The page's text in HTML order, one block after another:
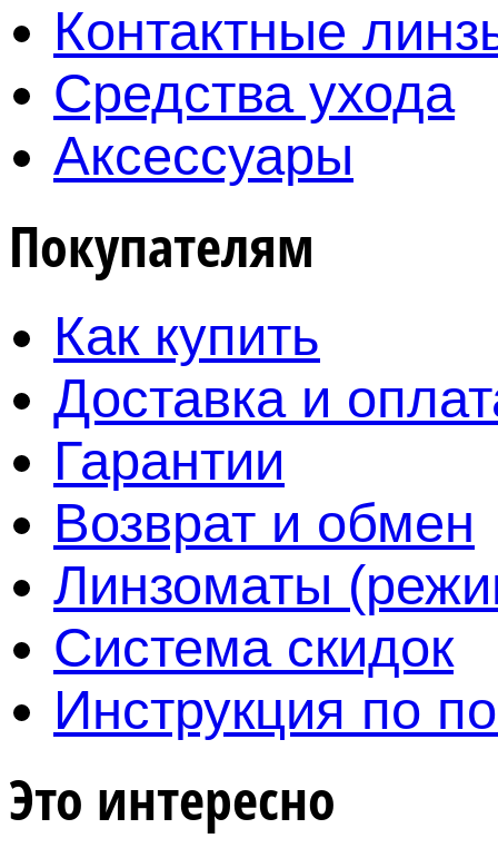
Контактные
Средства ухода
Аксессуары
Покупателям
Как купить
Доставка и
Гарантии
Возврат и обмен
Линзоматы
Система скидок
Инструкция по
Это интересно